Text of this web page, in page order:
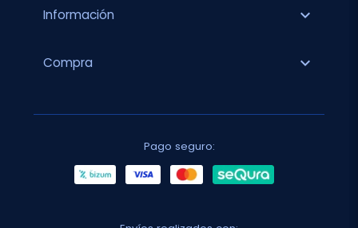
Información expand_more
Compra expand_more
Pago seguro: